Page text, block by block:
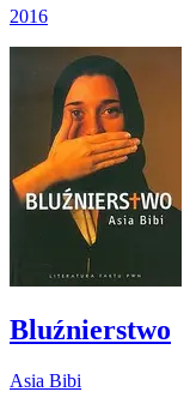
2016
Bluźnierstwo
Asia Bibi